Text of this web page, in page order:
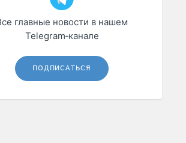
главные новости в нашем
Telegram‑канале
ПОДПИСАТЬСЯ